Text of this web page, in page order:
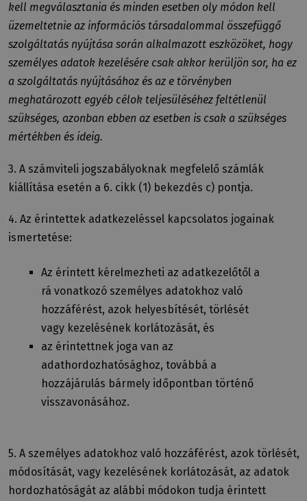
kell megválasztania és minden esetben oly módon kell
üzemeltetnie az információs társadalommal összefüggő
szolgáltatás nyújtása során alkalmazott eszközöket, hogy
személyes adatok kezelésére csak akkor kerüljön sor, ha ez
a szolgáltatás nyújtásához és az e törvényben
meghatározott egyéb célok teljesüléséhez feltétlenül
szükséges, azonban ebben az esetben is csak a szükséges
mértékben és ideig.
3. A számviteli jogszabályoknak megfelelő számlák
kiállítása esetén a 6. cikk (1) bekezdés c) pontja.
4. Az érintettek adatkezeléssel kapcsolatos jogainak
ismertetése:
Az érintett kérelmezheti az adatkezelőtől a
rá vonatkozó személyes adatokhoz való
hozzáférést, azok helyesbítését, törlését
vagy kezelésének korlátozását, és
az érintettnek joga van az
adathordozhatósághoz, továbbá a
hozzájárulás bármely időpontban történő
visszavonásához.
5. A személyes adatokhoz való hozzáférést, azok törlését,
módosítását, vagy kezelésének korlátozását, az adatok
hordozhatóságát az alábbi módokon tudja érintett